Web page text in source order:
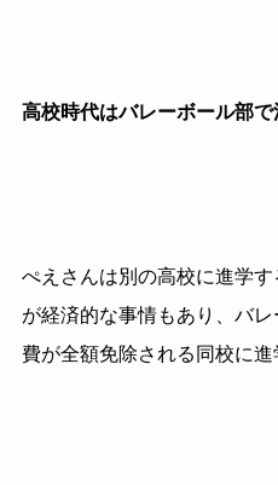
高校時代はバレーボール部で
ぺえさんは別の高校に進学
が経済的な事情もあり、 バレ
費が全額免除される同校に進